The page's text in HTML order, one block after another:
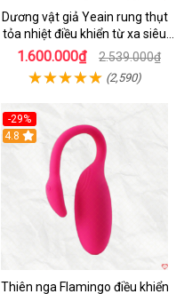
Dương vật giả Yeain rung thụt
tỏa nhiệt điều khiển từ xa siêu
HOT
1.600.000₫ 2.539.000₫
(2,590)
-29%
Hot
4.8
Thiên nga Flamingo điều khiển